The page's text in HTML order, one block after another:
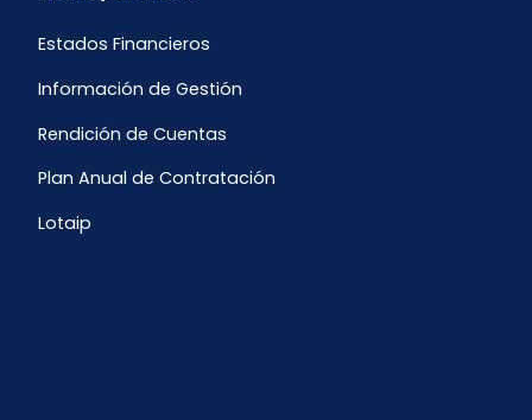
Estados Financieros
Información de Gestión
Rendición de Cuentas
Plan Anual de Contratación
Lotaip